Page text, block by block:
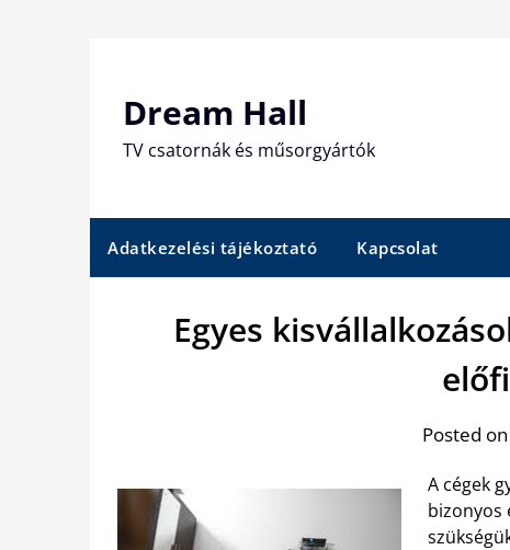
Dream Hall
TV csatornák és műsorgyártók
Adatkezelési tájékoztató Kapcsolat
Egyes
Posted
A cégek
bizonyos